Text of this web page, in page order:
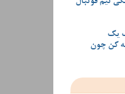
یک
کن چون